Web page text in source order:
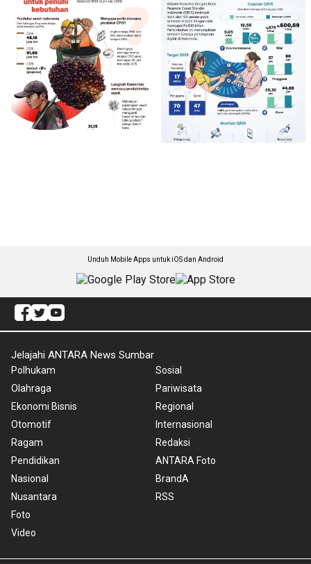
Unduh Mobile Apps untuk iOS dan Android
Jelajahi ANTARA News Sumbar
Polhukam
Olahraga
Ekonomi Bisnis
Otomotif
Ragam
Pendidikan
Nasional
Nusantara
Foto
Video
Sosial
Pariwisata
Regional
Internasional
Redaksi
ANTARA Foto
BrandA
RSS